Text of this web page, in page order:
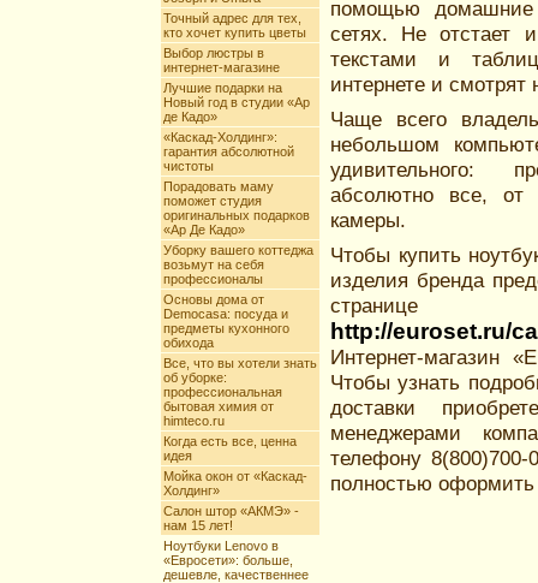
Точный адрес для тех,
кто хочет купить цветы
Выбор люстры в
интернет-магазине
Лучшие подарки на
Новый год в студии «Ар
де Кадо»
«Каскад-Холдинг»:
гарантия абсолютной
чистоты
Порадовать маму
поможет студия
оригинальных подарков
«Ар Де Кадо»
Уборку вашего коттеджа
возьмут на себя
профессионалы
Основы дома от
Democasa: посуда и
предметы кухонного
обихода
Все, что вы хотели знать
об уборке:
профессиональная
бытовая химия от
himteco.ru
Когда есть все, ценна
идея
Мойка окон от «Каскад-
Холдинг»
Салон штор «АКМЭ» -
нам 15 лет!
Ноутбуки Lenovo в
«Евросети»: больше,
дешевле, качественнее
помощью
сетях. Не отстает
текстами и
интернете и
Чаще всего
небольшом
удивительного:
абсолютно все, от
камеры.
Чтобы купить
изделия бренда
странице
http://euroset.ru/
Интернет-магазин
Чтобы узнать
доставки
менеджерами
телефону
полностью оформить